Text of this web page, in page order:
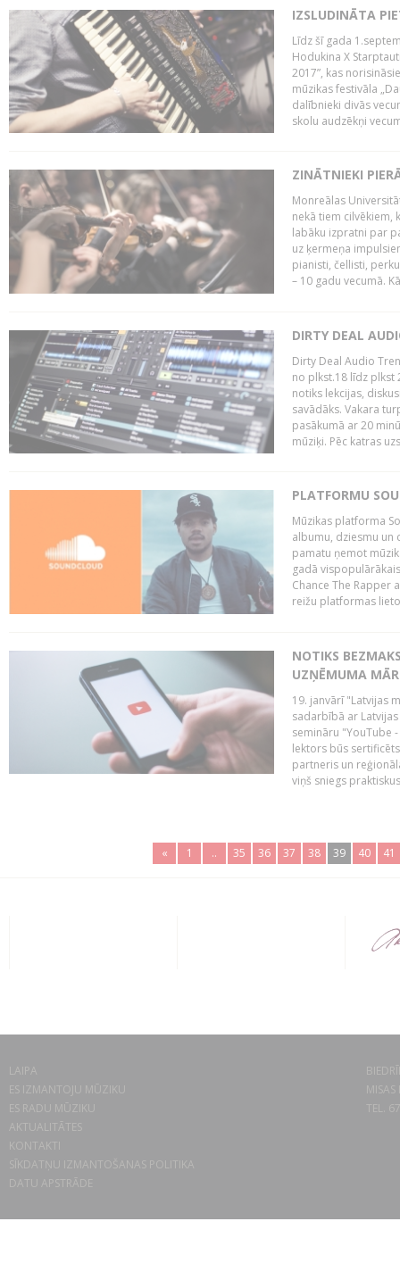
IZSLUDINĀTA
Līdz šī gada
Hodukina X
2017”, kas
mūzikas festivāla
dalībnieki divās
skolu audzēkņi
ZINĀTNIEKI
Monreālas
nekā tiem cilvēkiem,
labāku izpratni par
uz ķermeņa
pianisti, čellisti,
– 10 gadu vecumā.
DIRTY DEAL
Dirty Deal Audio
no plkst.18 līdz plkst
notiks lekcijas,
savādāks. Vakara
pasākumā ar 20
mūziķi. Pēc katras
PLATFORMU
Mūzikas platforma
albumu, dziesmu un
pamatu ņemot
gadā
Chance The Rapper
reižu platformas
NOTIKS
UZŅĒMUMA
19. janvārī "Latvijas
sadarbībā ar
semināru "YouTube
lektors būs
partneris un
viņš sniegs
« 1 .. 35 36 37 38 39 40 41
LAIPA
ES IZMANTOJU MŪZIKU
ES RADU MŪZIKU
AKTUALITĀTES
KONTAKTI
SĪKDATŅU IZMANTOŠANAS POLITIKA
DATU APSTRĀDE
TEL.